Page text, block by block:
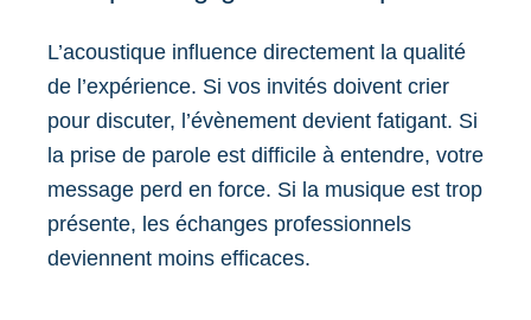
L’acoustique influence directement la qualité
de l’expérience. Si vos invités doivent crier
pour discuter, l’évènement devient fatigant. Si
la prise de parole est difficile à entendre, votre
message perd en force. Si la musique est trop
présente, les échanges professionnels
deviennent moins efficaces.